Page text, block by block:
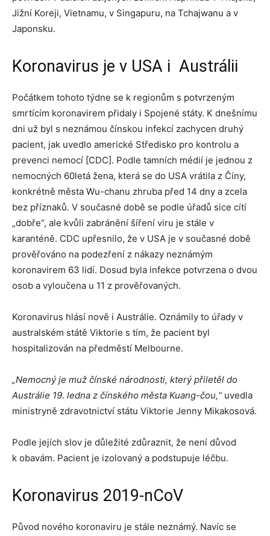
Jižní Koreji, Vietnamu, v Singapuru, na Tchajwanu a v
Japonsku.
Koronavirus je v USA i Austrálii
Počátkem tohoto týdne se k regionům s potvrzeným
smrtícím koronavirem přidaly i Spojené státy. K dnešnímu
dni už byl s neznámou čínskou infekcí zachycen druhý
pacient, jak uvedlo americké Středisko pro kontrolu a
prevenci nemocí [CDC]. Podle tamních médií je jednou z
nemocných 60letá žena, která se do USA vrátila z Číny,
konkrétně města Wu-chanu zhruba před 14 dny a zcela
bez příznaků. V současné době se podle úřadů sice cítí
„dobře“, ale kvůli zabránění šíření viru je stále v
karanténě. CDC upřesnilo, že v USA je v současné době
prověřováno na podezření z nákazy neznámým
koronavirem 63 lidí. Dosud byla infekce potvrzena o dvou
osob a vyloučena u 11 z prověřovaných.
Koronavirus hlásí nově i Austrálie. Oznámily to úřady v
australském státě Viktorie s tím, že pacient byl
hospitalizován na předměstí Melbourne.
„Nemocný je muž čínské národnosti, který přiletěl do
Austrálie 19. ledna z čínského města Kuang-čou,“ uvedla
ministryně zdravotnictví státu Viktorie Jenny Mikakosová.
Podle jejích slov je důležité zdůraznit, že není důvod
k obavám. Pacient je izolovaný a podstupuje léčbu.
Koronavirus 2019-nCoV
Původ nového koronaviru je stále neznámý. Navíc se